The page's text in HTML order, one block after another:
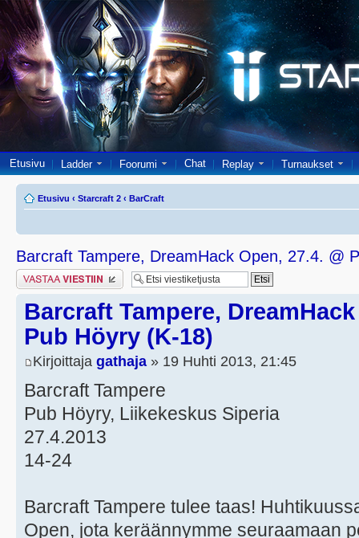
Etusivu Ladder Foorumi Chat Replay Turnaukset
Etusivu ‹ Starcraft 2 ‹ BarCraft
Barcraft Tampere, DreamHack Open, 27.4. @
Lähetä vastaus
Barcraft Tampere,
Pub Höyry (K-18)
Kirjoittaja gathaja » 19 Huhti 2013, 21:45
Barcraft Tampere
Pub Höyry, Liikekeskus Siperia
27.4.2013
14-24
Barcraft Tampere tulee taas!
Open, jota keräännymme seuraamaan